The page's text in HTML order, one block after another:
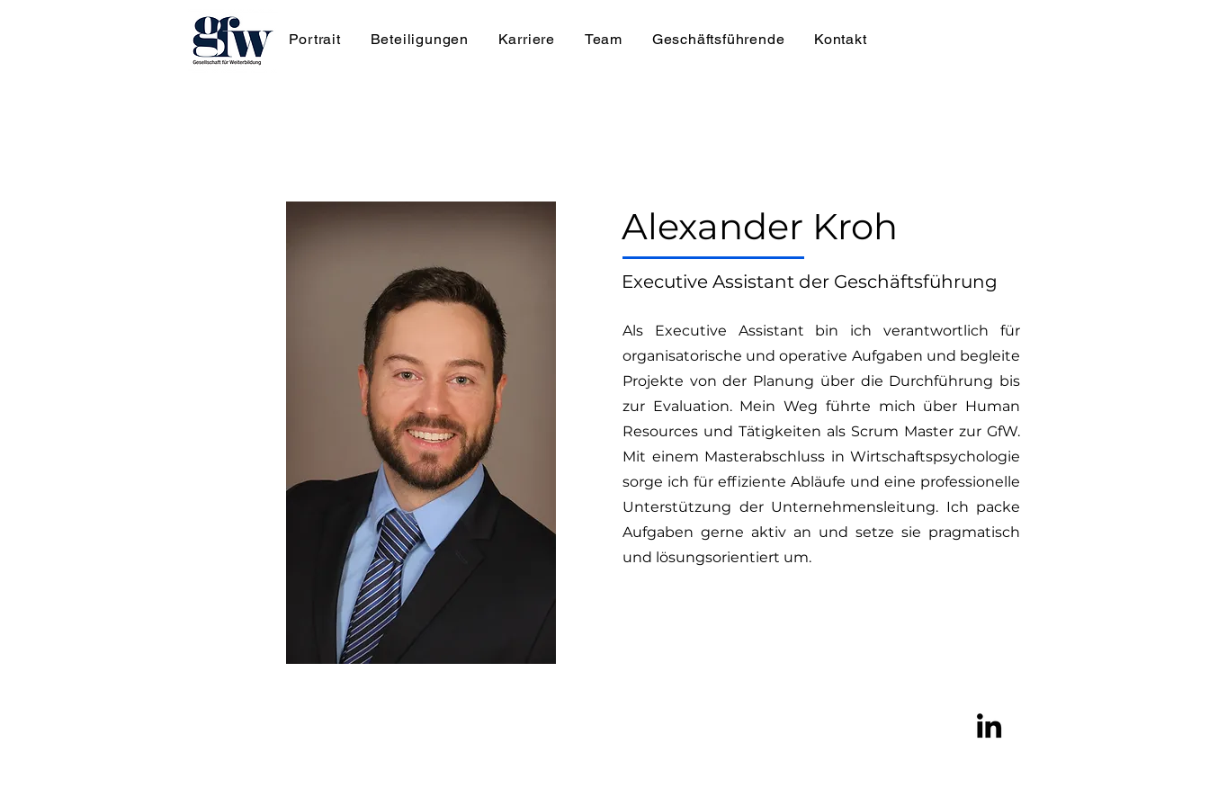
Portrait Beteiligungen Karriere Team Geschäftsführende Kontakt
Alexander Kroh
Executive Assistant der Geschäftsführung
Als Executive Assistant bin ich verantwortlich für
organisatorische und operative Aufgaben und begleite
Projekte von der Planung über die Durchführung bis
zur Evaluation. Mein Weg führte mich über Human
Resources und Tätigkeiten als Scrum Master zur GfW.
Mit einem Masterabschluss in Wirtschaftspsychologie
sorge ich für effiziente Abläufe und eine professionelle
Unterstützung der Unternehmensleitung. Ich packe
Aufgaben gerne aktiv an und setze sie pragmatisch
und lösungsorientiert um.